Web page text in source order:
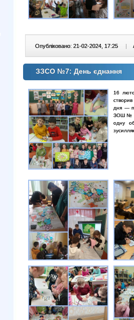
Опубліковано: 21-02-2024, 17:25 |
ЗЗСО №7: День єднання
16
дня —
ЗОШ № 7
одну